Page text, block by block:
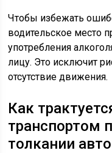
Чтобы избежать
водительское место
употребления
лицу. Это исключит
отсутствие движения.
Как
транспортом
толкании